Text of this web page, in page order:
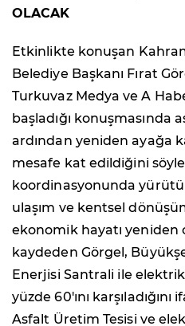
OLACAK
Etkinlikte konuşan
Belediye Başkanı Fırat
Turkuvaz Medya ve A
başladığı konuşmasında
ardından yeniden ayağa
mesafe kat edildiğini
koordinasyonunda
ulaşım ve kentsel
ekonomik hayatı yeniden
kaydeden Görgel,
Enerjisi Santrali ile elektrik
yüzde 60'ını
Asfalt Üretim Tesisi ve